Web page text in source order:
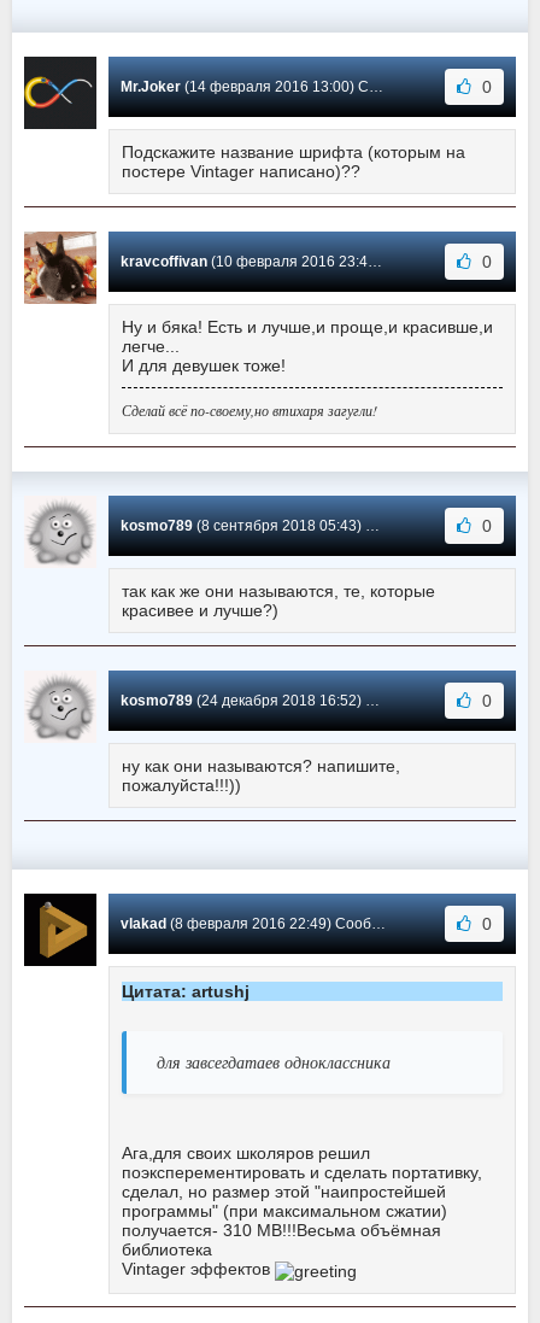
Mr.Joker(14 февраля 2016 13:00) Сообщение #-2 0
Подскажите название шрифта (которым на
постере Vintager написано)??
kravcoffivan(10 февраля 2016 23:47) Сообщение #-3 0
Ну и бяка! Есть и лучше,и проще,и красивше,и
легче...
И для девушек тоже!
Сделай всё по-своему,но втихаря загугли!
kosmo789(8 сентября 2018 05:43) Сообщение #-4 0
так как же они называются, те, которые
красивее и лучше?)
kosmo789(24 декабря 2018 16:52) Сообщение #-5 0
ну как они называются? напишите,
пожалуйста!!!))
vlakad(8 февраля 2016 22:49) Сообщение #-6 0
Цитата: artushj
для завсегдатаев одноклассника
Ага,для своих школяров решил
поэксперементировать и сделать портативку,
сделал, но размер этой "наипростейшей
программы" (при максимальном сжатии)
получается- 310 MB!!!Весьма объёмная
библиотека
Vintager эффектов